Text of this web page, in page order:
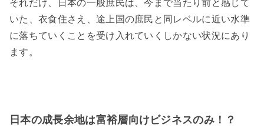
それだけ、日本の一般庶民は、今まで当たり前と感じて
いた、衣食住さえ、途上国の庶民と同レベルに近い水準
に落ちていくことを受け入れていくしかない状況にあり
ます。
日本の成長余地は富裕層向けビジネスのみ！？